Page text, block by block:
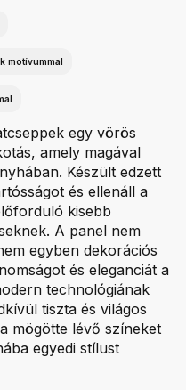
motívummal
egy vörös
amely magával
Készült edzett
és ellenáll a
kisebb
A panel nem
egyben dekorációs
és eleganciát a
technológiának
tiszta és világos
mögötte lévő színeket
egyedi stílust